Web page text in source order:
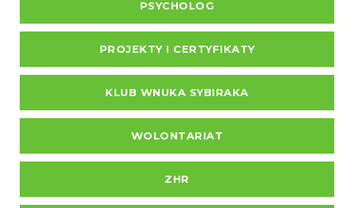
PSYCHOLOG
PROJEKTY I CERTYFIKATY
KLUB WNUKA SYBIRAKA
WOLONTARIAT
ZHR